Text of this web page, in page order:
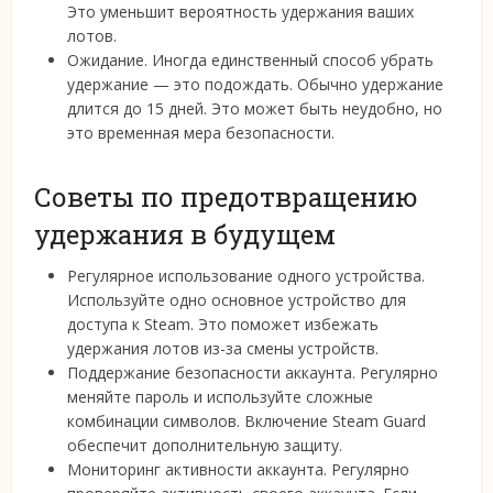
Это уменьшит вероятность удержания ваших
лотов.
Ожидание. Иногда единственный способ убрать
удержание — это подождать. Обычно удержание
длится до 15 дней. Это может быть неудобно, но
это временная мера безопасности.
Советы по предотвращению
удержания в будущем
Регулярное использование одного устройства.
Используйте одно основное устройство для
доступа к Steam. Это поможет избежать
удержания лотов из-за смены устройств.
Поддержание безопасности аккаунта. Регулярно
меняйте пароль и используйте сложные
комбинации символов. Включение Steam Guard
обеспечит дополнительную защиту.
Мониторинг активности аккаунта. Регулярно